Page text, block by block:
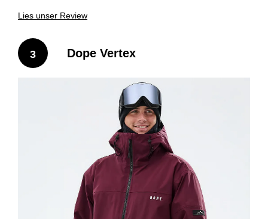
Wärme und Schutz ohne zusätzliche Masse. Ein farblich
Reißverschlüsse sorgen für einen angesagten Throwback-
Look. Vier Außentaschen bieten reichlich Stauraum.
runden das Ganze ab. Der Morpheus ist perfekt für Rider, die
starke Performance und einen auffälligen Look suchen, um
ihn am ganzen Berg zu zeigen.
Lies unser Review
3 Dope Vertex